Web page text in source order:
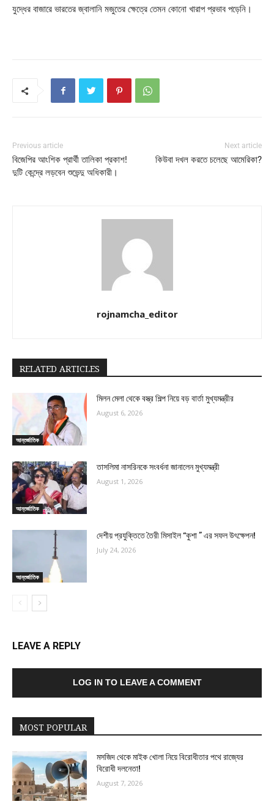
যুদ্ধের বাজারে ভারতের জ্বালানি মজুতের ক্ষেত্রে তেমন কোনো খারাপ প্রভাব পড়েনি।
Previous article
বিজেপির আংশিক প্রার্থী তালিকা প্রকাশ!
দুটি কেন্দ্রে লড়বেন শুভেন্দু অধিকারী।
Next article
কিউবা দখল করতে চলেছে আমেরিকা?
rojnamcha_editor
RELATED ARTICLES
আন্তর্জাতিক
মিলন মেলা থেকে বস্ত্র শিল্প নিয়ে বড় বার্তা মুখ্যমন্ত্রীর
August 6, 2026
আন্তর্জাতিক
তাসলিমা নাসরিনকে সংবর্ধনা জানালেন মুখ্যমন্ত্রী
August 1, 2026
আন্তর্জাতিক
দেশীয় প্রযুক্তিতে তৈরী মিসাইল “কুশা ” এর সফল উৎক্ষেপন!
July 24, 2026
LEAVE A REPLY
LOG IN TO LEAVE A COMMENT
MOST POPULAR
মসজিদ থেকে মাইক খোলা নিয়ে বিরোধীতার পথে রাজ্যের
বিরোধী দলনেতা!
August 7, 2026